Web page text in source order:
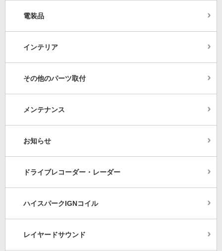
電装品
インテリア
その他のパーツ取付
メンテナンス
お知らせ
ドライブレコーダー・レーダー
ハイスパークIGNコイル
レイヤードサウンド